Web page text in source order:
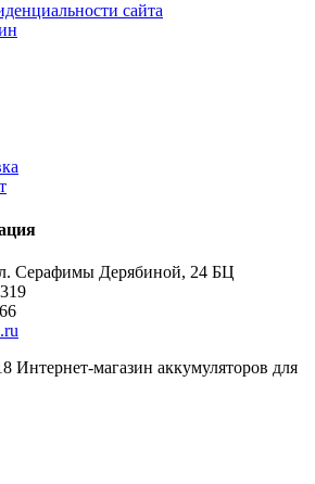
сайта
Серафимы Дерябиной, 24 БЦ
Интернет-магазин аккумуляторов для